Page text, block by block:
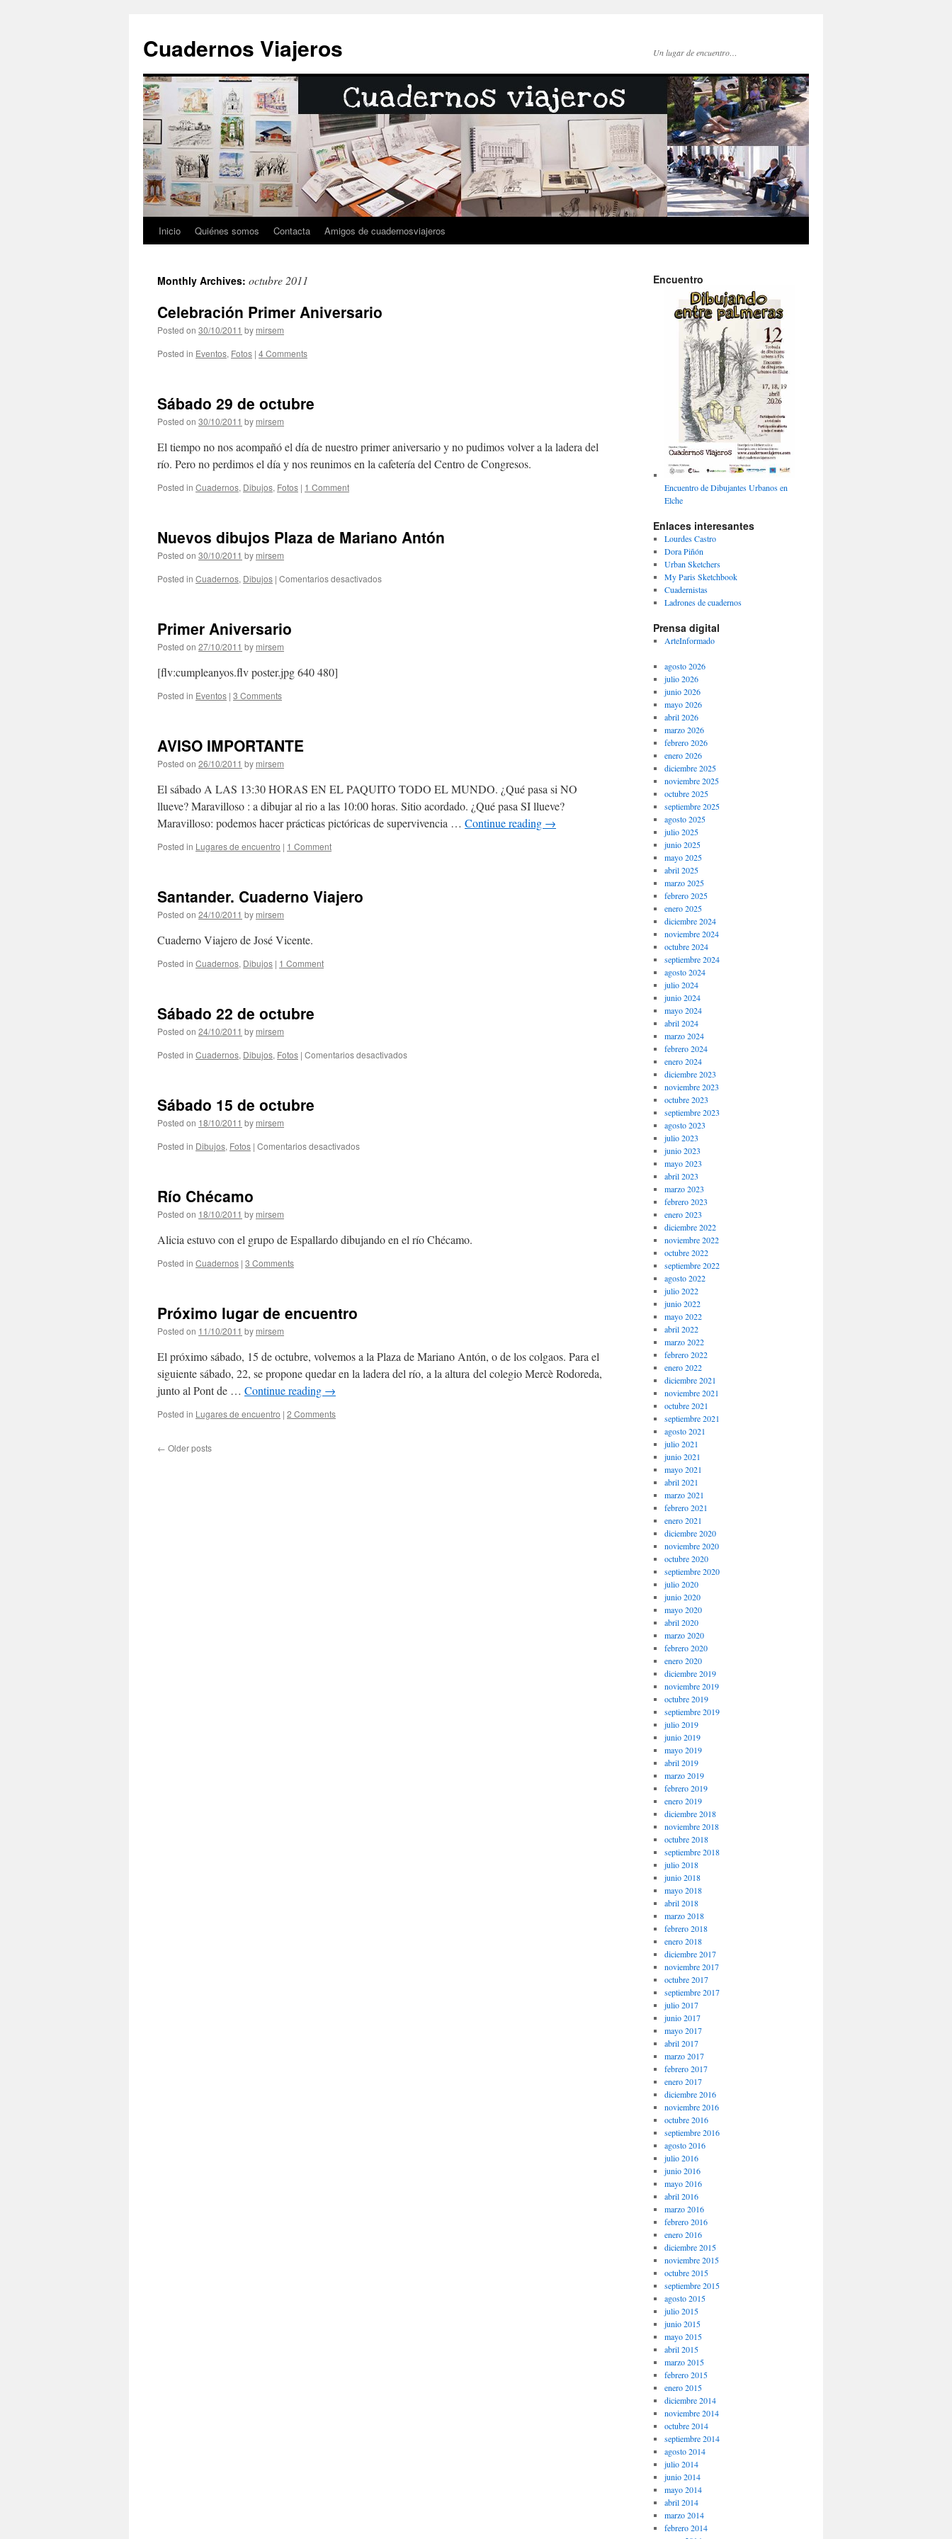
Cuadernos Viajeros Un lugar de encuentro…
Skip
content
Inicio Quiénes somos Contacta Amigos de cuadernosviajeros
Monthly Archives: octubre 2011
Celebración Primer Aniversario
Posted on 30/10/2011 by mirsem
Posted in Eventos, Fotos | 4 Comments
Sábado 29 de octubre
Posted on 30/10/2011 by mirsem
El tiempo no nos acompañó el día de nuestro primer aniversario y no pudimos volver a la ladera del
río. Pero no perdimos el día y nos reunimos en la cafetería del Centro de Congresos.
Posted in Cuadernos, Dibujos, Fotos | 1 Comment
Nuevos dibujos Plaza de Mariano Antón
Posted on 30/10/2011 by mirsem
Posted in Cuadernos, Dibujos | Comentarios desactivados
Primer Aniversario
Posted on 27/10/2011 by mirsem
[flv:cumpleanyos.flv poster.jpg 640 480]
Posted in Eventos | 3 Comments
AVISO IMPORTANTE
Posted on 26/10/2011 by mirsem
El sábado A LAS 13:30 HORAS EN EL PAQUITO TODO EL MUNDO. ¿Qué pasa si NO
llueve? Maravilloso : a dibujar al rio a las 10:00 horas. Sitio acordado. ¿Qué pasa SI llueve?
Maravilloso: podemos hacer prácticas pictóricas de supervivencia … Continue reading →
Posted in Lugares de encuentro | 1 Comment
Santander. Cuaderno Viajero
Posted on 24/10/2011 by mirsem
Cuaderno Viajero de José Vicente.
Posted in Cuadernos, Dibujos | 1 Comment
Sábado 22 de octubre
Posted on 24/10/2011 by mirsem
Posted in Cuadernos, Dibujos, Fotos | Comentarios desactivados
Sábado 15 de octubre
Posted on 18/10/2011 by mirsem
Posted in Dibujos, Fotos | Comentarios desactivados
Río Chécamo
Posted on 18/10/2011 by mirsem
Alicia estuvo con el grupo de Espallardo dibujando en el río Chécamo.
Posted in Cuadernos | 3 Comments
Próximo lugar de encuentro
Posted on 11/10/2011 by mirsem
El próximo sábado, 15 de octubre, volvemos a la Plaza de Mariano Antón, o de los colgaos. Para el
siguiente sábado, 22, se propone quedar en la ladera del río, a la altura del colegio Mercè Rodoreda,
junto al Pont de … Continue reading →
Posted in Lugares de encuentro | 2 Comments
← Older posts
Encuentro
Encuentro de Dibujantes Urbanos en
Elche
Enlaces interesantes
Lourdes Castro
Dora Piñón
Urban Sketchers
My Paris Sketchbook
Cuadernistas
Ladrones de cuadernos
Prensa digital
ArteInformado
agosto 2026
julio 2026
junio 2026
mayo 2026
abril 2026
marzo 2026
febrero 2026
enero 2026
diciembre 2025
noviembre 2025
octubre 2025
septiembre 2025
agosto 2025
julio 2025
junio 2025
mayo 2025
abril 2025
marzo 2025
febrero 2025
enero 2025
diciembre 2024
noviembre 2024
octubre 2024
septiembre 2024
agosto 2024
julio 2024
junio 2024
mayo 2024
abril 2024
marzo 2024
febrero 2024
enero 2024
diciembre 2023
noviembre 2023
octubre 2023
septiembre 2023
agosto 2023
julio 2023
junio 2023
mayo 2023
abril 2023
marzo 2023
febrero 2023
enero 2023
diciembre 2022
noviembre 2022
octubre 2022
septiembre 2022
agosto 2022
julio 2022
junio 2022
mayo 2022
abril 2022
marzo 2022
febrero 2022
enero 2022
diciembre 2021
noviembre 2021
octubre 2021
septiembre 2021
agosto 2021
julio 2021
junio 2021
mayo 2021
abril 2021
marzo 2021
febrero 2021
enero 2021
diciembre 2020
noviembre 2020
octubre 2020
septiembre 2020
julio 2020
junio 2020
mayo 2020
abril 2020
marzo 2020
febrero 2020
enero 2020
diciembre 2019
noviembre 2019
octubre 2019
septiembre 2019
julio 2019
junio 2019
mayo 2019
abril 2019
marzo 2019
febrero 2019
enero 2019
diciembre 2018
noviembre 2018
octubre 2018
septiembre 2018
julio 2018
junio 2018
mayo 2018
abril 2018
marzo 2018
febrero 2018
enero 2018
diciembre 2017
noviembre 2017
octubre 2017
septiembre 2017
julio 2017
junio 2017
mayo 2017
abril 2017
marzo 2017
febrero 2017
enero 2017
diciembre 2016
noviembre 2016
octubre 2016
septiembre 2016
agosto 2016
julio 2016
junio 2016
mayo 2016
abril 2016
marzo 2016
febrero 2016
enero 2016
diciembre 2015
noviembre 2015
octubre 2015
septiembre 2015
agosto 2015
julio 2015
junio 2015
mayo 2015
abril 2015
marzo 2015
febrero 2015
enero 2015
diciembre 2014
noviembre 2014
octubre 2014
septiembre 2014
agosto 2014
julio 2014
junio 2014
mayo 2014
abril 2014
marzo 2014
febrero 2014